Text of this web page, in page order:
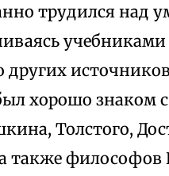
трудился над
хорошо знаком
Толстого,
также философов